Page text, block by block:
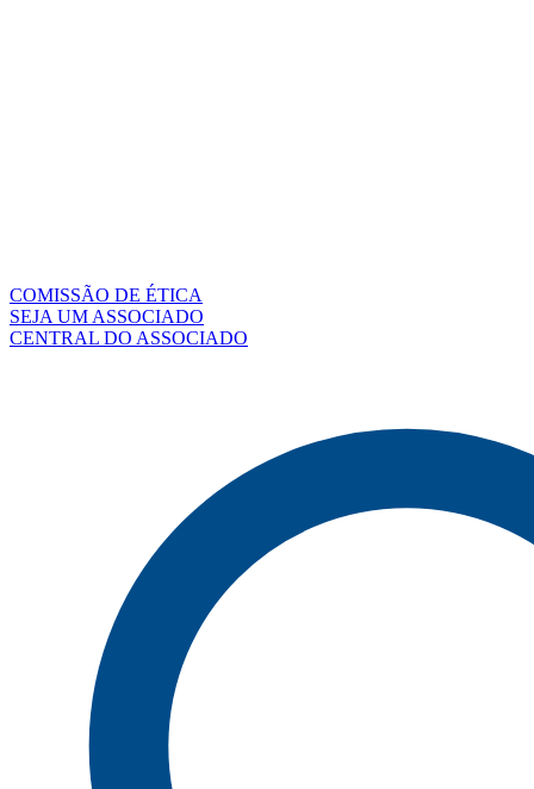
COMISSÃO DE ÉTICA
SEJA UM ASSOCIADO
CENTRAL DO ASSOCIADO